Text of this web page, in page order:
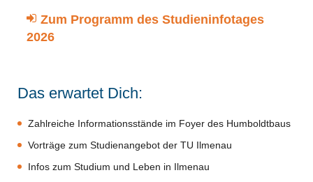
Zum Programm des Studieninfotages
2026
Das erwartet Dich:
Zahlreiche Informationsstände im Foyer des Humboldtbaus
Vorträge zum Studienangebot der TU Ilmenau
Infos zum Studium und Leben in Ilmenau